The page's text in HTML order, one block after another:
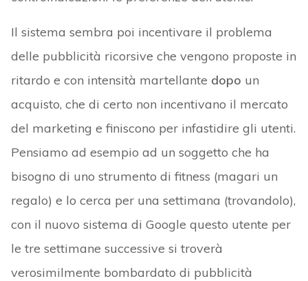
Il sistema sembra poi incentivare il problema
delle pubblicità ricorsive che vengono proposte in
ritardo e con intensità martellante dopo un
acquisto, che di certo non incentivano il mercato
del marketing e finiscono per infastidire gli utenti.
Pensiamo ad esempio ad un soggetto che ha
bisogno di uno strumento di fitness (magari un
regalo) e lo cerca per una settimana (trovandolo),
con il nuovo sistema di Google questo utente per
le tre settimane successive si troverà
verosimilmente bombardato di pubblicità